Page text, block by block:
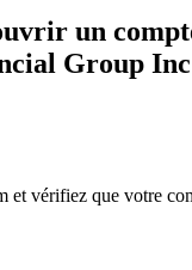
un
Group Inc
et vérifiez que votre